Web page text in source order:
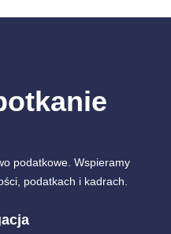
podatkowe. Wspieramy
podatkach i kadrach.